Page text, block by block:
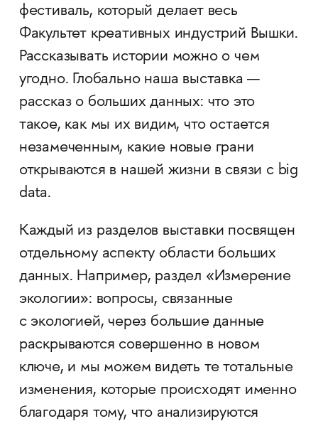
фестиваль, который делает весь
Факультет креативных индустрий Вышки.
Рассказывать истории можно о чем
угодно. Глобально наша выставка —
рассказ о больших данных: что это
такое, как мы их видим, что остается
незамеченным, какие новые грани
открываются в нашей жизни в связи с big
data.
Каждый из разделов выставки посвящен
отдельному аспекту области больших
данных. Например, раздел «Измерение
экологии»: вопросы, связанные
с экологией, через большие данные
раскрываются совершенно в новом
ключе, и мы можем видеть те тотальные
изменения, которые происходят именно
благодаря тому, что анализируются